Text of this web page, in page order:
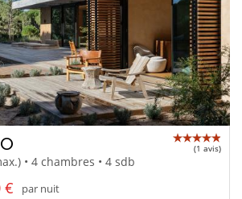
(1 avis)
• 4 chambres • 4 sdb
€
par nuit